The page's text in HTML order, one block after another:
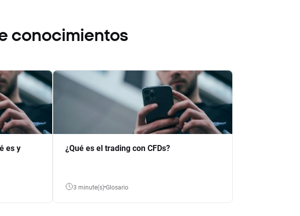
conocimientos
es y
¿Qué es el trading con CFDs?
3 minute(s) Glosario